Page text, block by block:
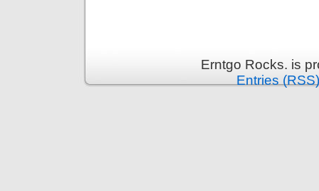
Erntgo Rocks. is
Entries (RSS)